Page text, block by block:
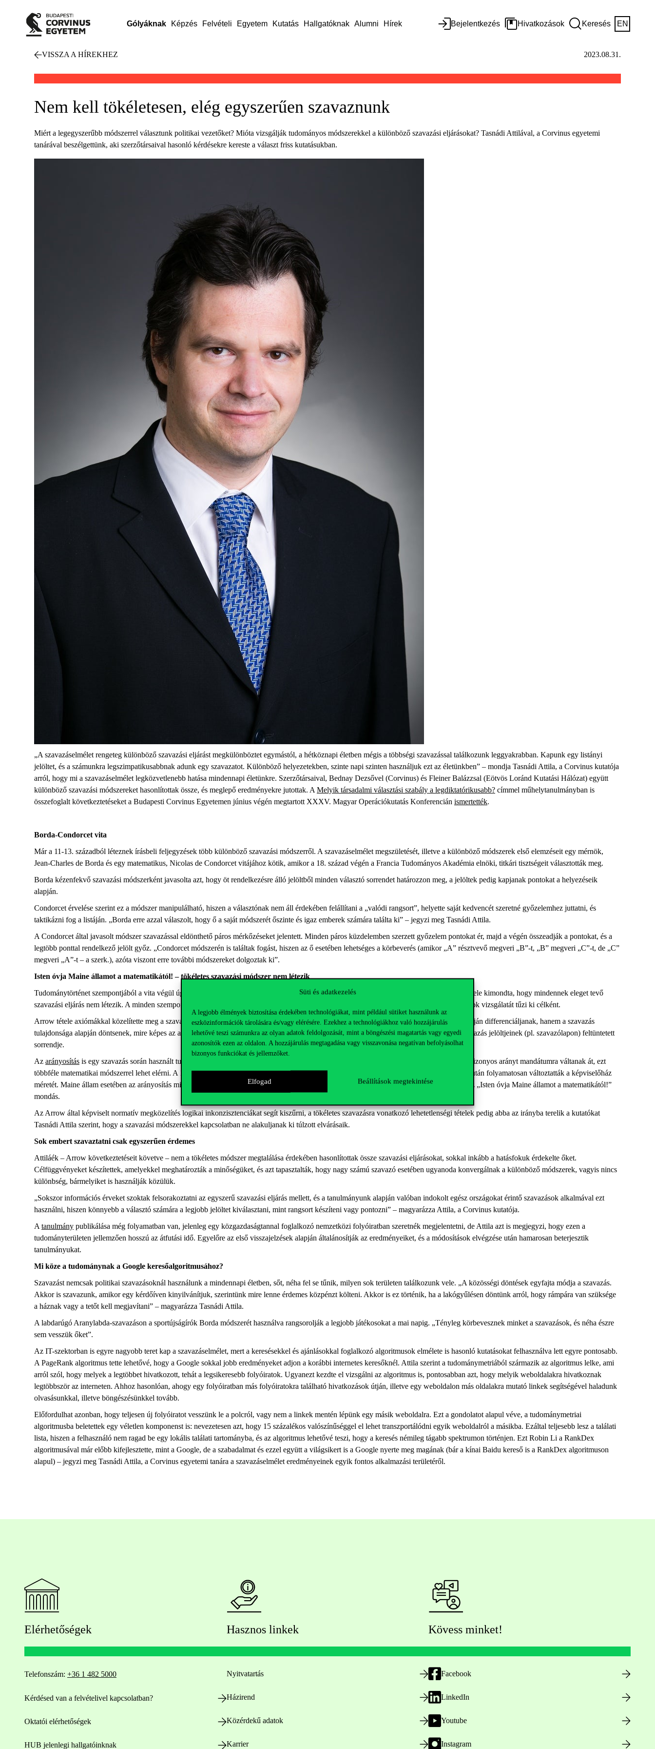
Süti és adatkezelés
A legjobb élmények biztosítása érdekében technológiákat, mint például sütiket használunk az
eszközinformációk tárolására és/vagy elérésére. Ezekhez a technológiákhoz való hozzájárulás
lehetővé teszi számunkra az olyan adatok feldolgozását, mint a böngészési magatartás vagy egyedi
azonosítók ezen az oldalon. A hozzájárulás megtagadása vagy visszavonása negatívan befolyásolhat
bizonyos funkciókat és jellemzőket.
Elfogad Beállítások megtekintése
Gólyáknak Képzés Felvételi Egyetem Kutatás Hallgatóknak Alumni Hírek Bejelentkezés Hivatkozások Keresés EN
VISSZA A HÍREKHEZ 2023.08.31.
Nem kell tökéletesen, elég egyszerűen szavaznunk
Miért a legegyszerűbb módszerrel választunk politikai vezetőket? Mióta vizsgálják tudományos módszerekkel a különböző szavazási eljárásokat? Tasnádi Attilával, a Corvinus egyetemi
tanárával beszélgettünk, aki szerzőtársaival hasonló kérdésekre kereste a választ friss kutatásukban.
„A szavazáselmélet rengeteg különböző szavazási eljárást megkülönböztet egymástól, a hétköznapi életben mégis a többségi szavazással találkozunk leggyakrabban. Kapunk egy listányi
jelöltet, és a számunkra legszimpatikusabbnak adunk egy szavazatot. Különböző helyezetekben, szinte napi szinten használjuk ezt az életünkben” – mondja Tasnádi Attila, a Corvinus kutatója
arról, hogy mi a szavazáselmélet legközvetlenebb hatása mindennapi életünkre. Szerzőtársaival, Bednay Dezsővel (Corvinus) és Fleiner Balázzsal (Eötvös Loránd Kutatási Hálózat) együtt
különböző szavazási módszereket hasonlítottak össze, és meglepő eredményekre jutottak. A Melyik társadalmi választási szabály a legdiktatórikusabb? címmel műhelytanulmányban is
összefoglalt következtetéseket a Budapesti Corvinus Egyetemen június végén megtartott XXXV. Magyar Operációkutatás Konferencián ismertették.
Borda-Condorcet vita
Már a 11-13. századból léteznek írásbeli feljegyzések több különböző szavazási módszerről. A szavazáselmélet megszületését, illetve a különböző módszerek első elemzéseit egy mérnök,
Jean-Charles de Borda és egy matematikus, Nicolas de Condorcet vitájához kötik, amikor a 18. század végén a Francia Tudományos Akadémia elnöki, titkári tisztségeit választották meg.
Borda kézenfekvő szavazási módszerként javasolta azt, hogy öt rendelkezésre álló jelöltből minden választó sorrendet határozzon meg, a jelöltek pedig kapjanak pontokat a helyezéseik
alapján.
Condorcet érvelése szerint ez a módszer manipulálható, hiszen a választónak nem áll érdekében felállítani a „valódi rangsort”, helyette saját kedvencét szeretné győzelemhez juttatni, és
taktikázni fog a listáján. „Borda erre azzal válaszolt, hogy ő a saját módszerét őszinte és igaz emberek számára találta ki” – jegyzi meg Tasnádi Attila.
A Condorcet által javasolt módszer szavazással eldönthető páros mérkőzéseket jelentett. Minden páros küzdelemben szerzett győzelem pontokat ér, majd a végén összeadják a pontokat, és a
legtöbb ponttal rendelkező jelölt győz. „Condorcet módszerén is találtak fogást, hiszen az ő esetében lehetséges a körbeverés (amikor „A” résztvevő megveri „B”-t, „B” megveri „C”-t, de „C”
megveri „A”-t – a szerk.), azóta viszont erre további módszereket dolgoztak ki”.
Isten óvja Maine államot a matematikától! – tökéletes szavazási módszer nem létezik
Tudománytörténet szempontjából a vita végül úgy dőlt el, hogy egyiküknek sem lett teljesen igaza, hiszen egy másik kutató, Kenneth Arrow tétele kimondta, hogy mindennek eleget tevő
szavazási eljárás nem létezik. A minden szempontból tökéletes szavazási módszer keresése helyett a szavazáselmélet inkább bizonyos kritériumok vizsgálatát tűzi ki célként.
Arrow tétele axiómákkal közelítette meg a szavazási eljárásokat – ez normatív megközelítés, és azt mondja, hogy ne a szavazás eredménye alapján differenciáljanak, hanem a szavazás
tulajdonsága alapján döntsenek, mire képes az adott módszer. Ilyen tulajdonságra példa a választók anonimitása és a semlegesség, vagyis a szavazás jelöltjeinek (pl. szavazólapon) feltüntetett
sorrendje.
Az arányosítás is egy szavazás során használt tulajdonság, amely azt jelenti, hogy a szavazás eredményeként a töredékszavazatok alapján egy bizonyos arányt mandátumra váltanak át, ezt
többféle matematikai módszerrel lehet elérni. A 19-20. században épp az arányosítás miatt hosszú ideig vita zajlott az Egyesült Államokban, miután folyamatosan változtatták a képviselőház
méretét. Maine állam esetében az arányosítás miatt visszatérően 3-4 között változott az általuk delegált képviselők száma, ekkor született meg az „Isten óvja Maine államot a matematikától!”
mondás.
Az Arrow által képviselt normatív megközelítés logikai inkonzisztenciákat segít kiszűrni, a tökéletes szavazásra vonatkozó lehetetlenségi tételek pedig abba az irányba terelik a kutatókat
Tasnádi Attila szerint, hogy a szavazási módszerekkel kapcsolatban ne alakuljanak ki túlzott elvárásaik.
Sok embert szavaztatni csak egyszerűen érdemes
Attiláék – Arrow következtetéseit követve – nem a tökéletes módszer megtalálása érdekében hasonlítottak össze szavazási eljárásokat, sokkal inkább a hatásfokuk érdekelte őket.
Célfüggvényeket készítettek, amelyekkel meghatározták a minőségüket, és azt tapasztalták, hogy nagy számú szavazó esetében ugyanoda konvergálnak a különböző módszerek, vagyis nincs
különbség, bármelyiket is használják közülük.
„Sokszor információs érveket szoktak felsorakoztatni az egyszerű szavazási eljárás mellett, és a tanulmányunk alapján valóban indokolt egész országokat érintő szavazások alkalmával ezt
használni, hiszen könnyebb a választó számára a legjobb jelöltet kiválasztani, mint rangsort készíteni vagy pontozni” – magyarázza Attila, a Corvinus kutatója.
A tanulmány publikálása még folyamatban van, jelenleg egy közgazdaságtannal foglalkozó nemzetközi folyóiratban szeretnék megjelentetni, de Attila azt is megjegyzi, hogy ezen a
tudományterületen jellemzően hosszú az átfutási idő. Egyelőre az első visszajelzések alapján általánosítják az eredményeiket, és a módosítások elvégzése után hamarosan beterjesztik
tanulmányukat.
Mi köze a tudománynak a Google keresőalgoritmusához?
Szavazást nemcsak politikai szavazásoknál használunk a mindennapi életben, sőt, néha fel se tűnik, milyen sok területen találkozunk vele. „A közösségi döntések egyfajta módja a szavazás.
Akkor is szavazunk, amikor egy kérdőíven kinyilvánítjuk, szerintünk mire lenne érdemes közpénzt költeni. Akkor is ez történik, ha a lakógyűlésen döntünk arról, hogy rámpára van szüksége
a háznak vagy a tetőt kell megjavítani” – magyarázza Tasnádi Attila.
A labdarúgó Aranylabda-szavazáson a sportújságírók Borda módszerét használva rangsorolják a legjobb játékosokat a mai napig. „Tényleg körbevesznek minket a szavazások, és néha észre
sem vesszük őket”.
Az IT-szektorban is egyre nagyobb teret kap a szavazáselmélet, mert a keresésekkel és ajánlásokkal foglalkozó algoritmusok elmélete is hasonló kutatásokat felhasználva lett egyre pontosabb.
A PageRank algoritmus tette lehetővé, hogy a Google sokkal jobb eredményeket adjon a korábbi internetes keresőknél. Attila szerint a tudománymetriából származik az algoritmus lelke, ami
arról szól, hogy melyek a legtöbbet hivatkozott, tehát a legsikeresebb folyóiratok. Ugyanezt kezdte el vizsgálni az algoritmus is, pontosabban azt, hogy melyik weboldalakra hivatkoznak
legtöbbször az interneten. Ahhoz hasonlóan, ahogy egy folyóiratban más folyóiratokra található hivatkozások útján, illetve egy weboldalon más oldalakra mutató linkek segítségével haladunk
olvasásunkkal, illetve böngészésünkkel tovább.
Előfordulhat azonban, hogy teljesen új folyóiratot vesszünk le a polcról, vagy nem a linkek mentén lépünk egy másik weboldalra. Ezt a gondolatot alapul véve, a tudománymetriai
algoritmusba beletettek egy véletlen komponenst is: nevezetesen azt, hogy 15 százalékos valószínűséggel el lehet transzportálódni egyik weboldalról a másikba. Ezáltal teljesebb lesz a találati
lista, hiszen a felhasználó nem ragad be egy lokális találati tartományba, és az algoritmus lehetővé teszi, hogy a keresés némileg tágabb spektrumon történjen. Ezt Robin Li a RankDex
algoritmusával már előbb kifejlesztette, mint a Google, de a szabadalmat és ezzel együtt a világsikert is a Google nyerte meg magának (bár a kínai Baidu kereső is a RankDex algoritmuson
alapul) – jegyzi meg Tasnádi Attila, a Corvinus egyetemi tanára a szavazáselmélet eredményeinek egyik fontos alkalmazási területéről.
Elérhetőségek
Telefonszám: +36 1 482 5000
Kérdésed van a felvételivel kapcsolatban?
Oktatói elérhetőségek
HUB jelenlegi hallgatóinknak
Hasznos linkek
Nyitvatartás
Házirend
Közérdekű adatok
Karrier
Kövess minket!
Facebook
LinkedIn
Youtube
Instagram